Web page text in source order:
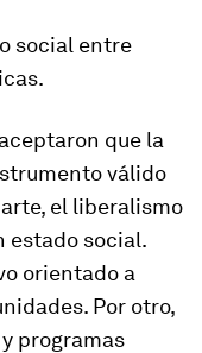
social entre
que la
válido
el liberalismo
estado social.
orientado a
Por otro,
programas